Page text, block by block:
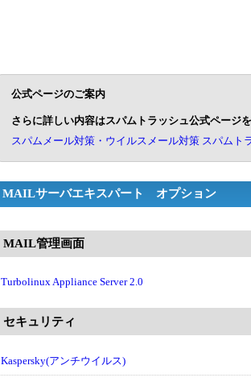
公式ページのご案内
さらに詳しい内容はスパムトラッシュ公式ページ
スパムメール対策・ウイルスメール対策 スパムト
MAILサーバエキスパート オプション
MAIL管理画面
Turbolinux Appliance Server 2.0
セキュリティ
Kaspersky(アンチウイルス)